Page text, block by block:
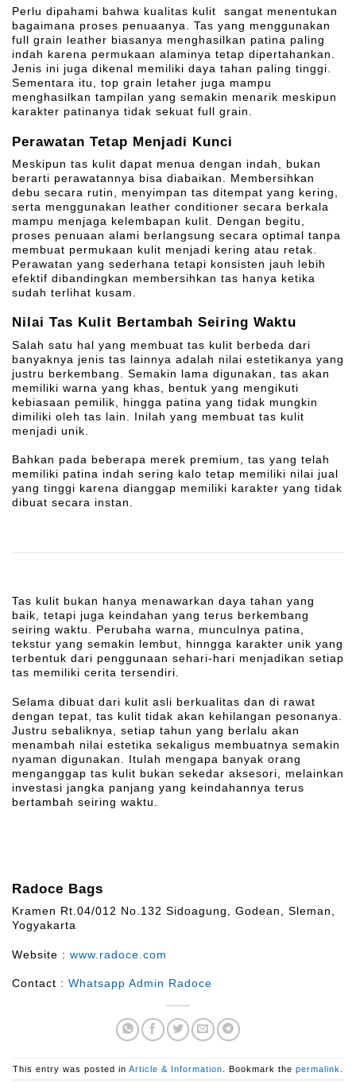
Perlu dipahami bahwa kualitas kulit sangat menentukan
bagaimana proses penuaanya. Tas yang menggunakan
full grain leather biasanya menghasilkan patina paling
indah karena permukaan alaminya tetap dipertahankan.
Jenis ini juga dikenal memiliki daya tahan paling tinggi.
Sementara itu, top grain letaher juga mampu
menghasilkan tampilan yang semakin menarik meskipun
karakter patinanya tidak sekuat full grain.
Perawatan Tetap Menjadi Kunci
Meskipun tas kulit dapat menua dengan indah, bukan
berarti perawatannya bisa diabaikan. Membersihkan
debu secara rutin, menyimpan tas ditempat yang kering,
serta menggunakan leather conditioner secara berkala
mampu menjaga kelembapan kulit. Dengan begitu,
proses penuaan alami berlangsung secara optimal tanpa
membuat permukaan kulit menjadi kering atau retak.
Perawatan yang sederhana tetapi konsisten jauh lebih
efektif dibandingkan membersihkan tas hanya ketika
sudah terlihat kusam.
Nilai Tas Kulit Bertambah Seiring Waktu
Salah satu hal yang membuat tas kulit berbeda dari
banyaknya jenis tas lainnya adalah nilai estetikanya yang
justru berkembang. Semakin lama digunakan, tas akan
memiliki warna yang khas, bentuk yang mengikuti
kebiasaan pemilik, hingga patina yang tidak mungkin
dimiliki oleh tas lain. Inilah yang membuat tas kulit
menjadi unik.
Bahkan pada beberapa merek premium, tas yang telah
memiliki patina indah sering kalo tetap memiliki nilai jual
yang tinggi karena dianggap memiliki karakter yang tidak
dibuat secara instan.
Tas kulit bukan hanya menawarkan daya tahan yang
baik, tetapi juga keindahan yang terus berkembang
seiring waktu. Perubaha warna, munculnya patina,
tekstur yang semakin lembut, hinngga karakter unik yang
terbentuk dari penggunaan sehari-hari menjadikan setiap
tas memiliki cerita tersendiri.
Selama dibuat dari kulit asli berkualitas dan di rawat
dengan tepat, tas kulit tidak akan kehilangan pesonanya.
Justru sebaliknya, setiap tahun yang berlalu akan
menambah nilai estetika sekaligus membuatnya semakin
nyaman digunakan. Itulah mengapa banyak orang
menganggap tas kulit bukan sekedar aksesori, melainkan
investasi jangka panjang yang keindahannya terus
bertambah seiring waktu.
Radoce Bags
Kramen Rt.04/012 No.132 Sidoagung, Godean, Sleman,
Yogyakarta
Website : www.radoce.com
Contact : Whatsapp Admin Radoce
This entry was posted in Article & Information . Bookmark the permalink